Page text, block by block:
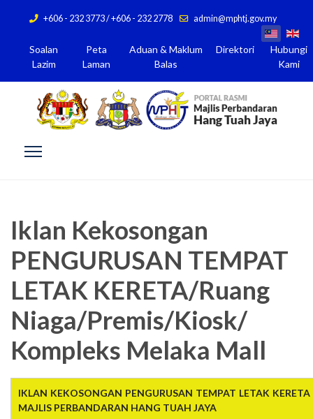
+606 - 232 3773 / +606 - 232 2778 admin@mphtj.gov.my
Soalan
Lazim
Peta
Laman
Aduan & Maklum
Balas
Direktori
Hubungi
Kami
Iklan Kekosongan
PENGURUSAN TEMPAT
LETAK KERETA/Ruang
Niaga/Premis/Kiosk/
Kompleks Melaka Mall
IKLAN KEKOSONGAN PENGURUSAN TEMPAT LETAK
MAJLIS PERBANDARAN HANG TUAH JAYA